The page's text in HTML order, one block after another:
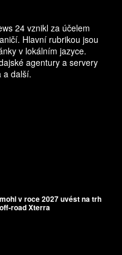
24 vznikl za účelem
Hlavní rubrikou jsou
v lokálním jazyce.
agentury a servery
a další.
v roce 2027 uvést na trh
road Xterra